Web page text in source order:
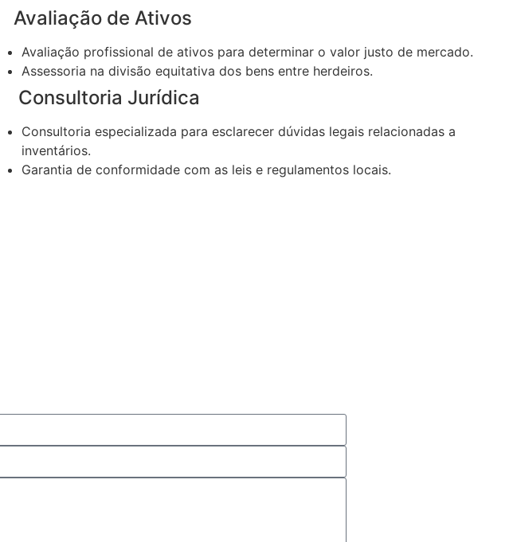
Avaliação de Ativos
Avaliação profissional de ativos para determinar o valor justo de mercado.
Assessoria na divisão equitativa dos bens entre herdeiros.
Consultoria Jurídica
Consultoria especializada para esclarecer dúvidas legais relacionadas a
inventários.
Garantia de conformidade com as leis e regulamentos locais.